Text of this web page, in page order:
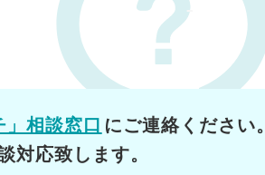
」相談窓口 にご連絡ください。
対応致します。